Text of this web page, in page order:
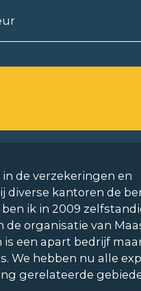
de verzekeringen en
diverse kantoren de
ik in 2009
organisatie van
een apart bedrijf
We hebben nu alle
gerelateerde